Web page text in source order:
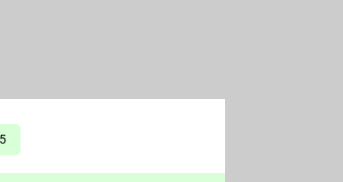
Prima LAJK